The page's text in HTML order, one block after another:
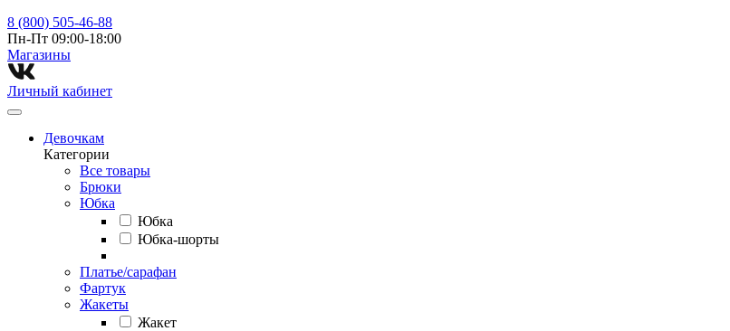
8 (800) 505-46-88
Пн-Пт 09:00-18:00
Магазины⁠
Личный кабинет
Девочкам
Категории
Все товары
Брюки
Юбка
Юбка
Юбка-шорты
Платье/сарафан
Фартук
Жакеты
Жакет